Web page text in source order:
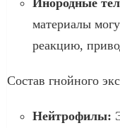
материалы
реакцию,
Состав гнойного
Нейтрофилы: